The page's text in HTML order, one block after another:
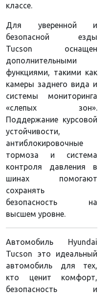
классе.
Для уверенной и
безопасной езды
Tucson оснащен
дополнительными
функциями, такими как
камеры заднего вида и
системы мониторинга
«слепых зон».
Поддержание курсовой
устойчивости,
антиблокировочные
тормоза и система
контроля давления в
шинах помогают
сохранять
безопасность на
высшем уровне.
Автомобиль Hyundai
Tucson это идеальный
автомобиль для тех,
кто ценит комфорт,
безопасность и